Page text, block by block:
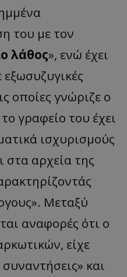
του με τον
λάθος», ενώ έχει
εξωσυζυγικές
οποίες γνώριζε ο
γραφείο του έχει
ισχυρισμούς
στα αρχεία της
Μεταξύ
αναφορές ότι ο
είχε
και